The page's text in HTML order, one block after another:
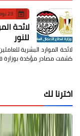
23 نوفمبر 2022
لائحة
للنور
لائحة الموارد البشرية
كشفت مصادر مؤكدة بوزارة
اخترنا لك